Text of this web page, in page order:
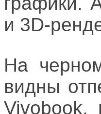
и 3D-
На
видны
Vivobook,